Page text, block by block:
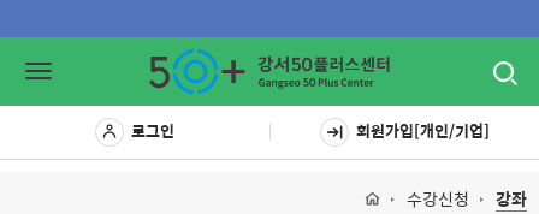
Toggle
로그인 회원가입[개인/기업]
수강신청 강좌